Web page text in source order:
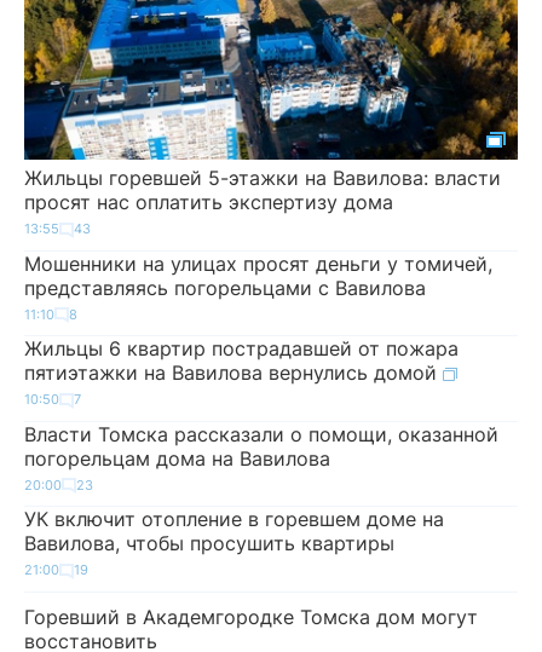
Жильцы горевшей 5-этажки на Вавилова: власти
просят нас оплатить экспертизу дома
13:55 43
Мошенники на улицах просят деньги у томичей,
представляясь погорельцами с Вавилова
11:10 8
Жильцы 6 квартир пострадавшей от пожара
пятиэтажки на Вавилова вернулись домой
10:50 7
Власти Томска рассказали о помощи, оказанной
погорельцам дома на Вавилова
20:00 23
УК включит отопление в горевшем доме на
Вавилова, чтобы просушить квартиры
21:00 19
Горевший в Академгородке Томска дом могут
восстановить